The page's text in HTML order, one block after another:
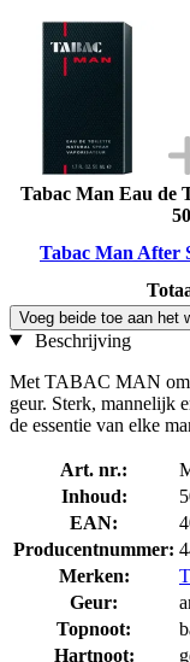
Tabac Man Eau de
Tabac Man After
Voeg beide toe aan het
Beschrijving
Met TABAC MAN
geur. Sterk, mannelijk
de essentie van elke
Art. nr.:
Inhoud:
EAN:
Producentnummer:
Merken:
Geur:
Topnoot:
Hartnoot: